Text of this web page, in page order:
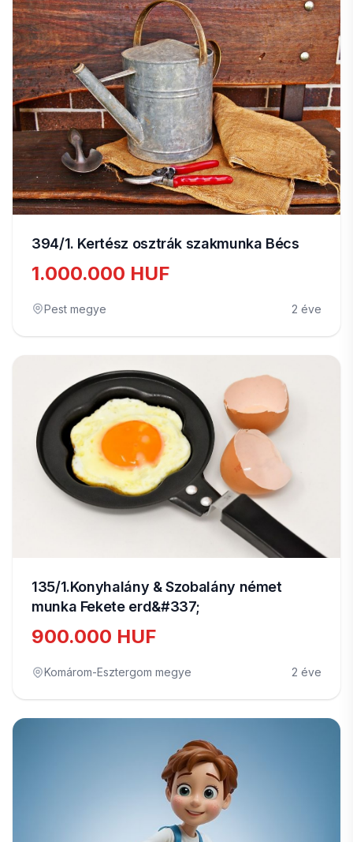
394/1. Kertész osztrák szakmunka Bécs
1.000.000 HUF
Pest megye 2 éve
135/1.Konyhalány & Szobalány német
munka Fekete erd&#337;
900.000 HUF
Komárom-Esztergom megye 2 éve